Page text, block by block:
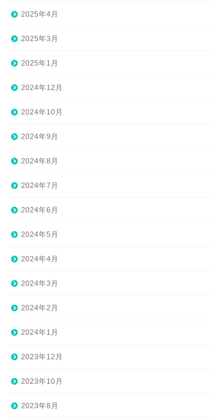
2025年4月
2025年3月
2025年1月
2024年12月
2024年10月
2024年9月
2024年8月
2024年7月
2024年6月
2024年5月
2024年4月
2024年3月
2024年2月
2024年1月
2023年12月
2023年10月
2023年8月